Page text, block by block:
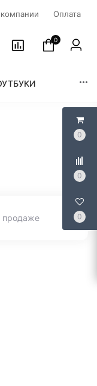
0
0
0
Оплата
0
продаже